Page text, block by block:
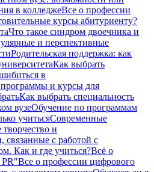
в колледжеВсе о профессии
курсы абитуриенту?
Что такое синдром двоечника и
и перспективные
Родительская поддержка: как
Как выбрать
в
и курсы для
Как выбрать специальность
вузеОбучение по программам
учитьсяСовременные
и
связанные с работой с
Как и где учиться?Всё о
PR"Все о профессии цифрового